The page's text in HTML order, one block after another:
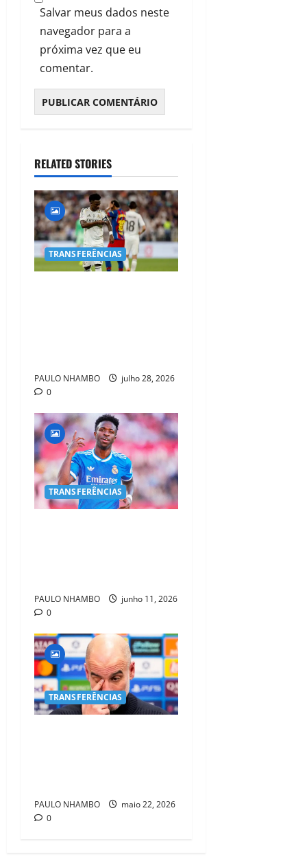
Salvar meus dados neste
navegador para a
próxima vez que eu
comentar.
RELATED STORIES
TRANSFERÊNCIAS
PAULO NHAMBO
julho 28, 2026
0
TRANSFERÊNCIAS
PAULO NHAMBO
junho 11, 2026
0
TRANSFERÊNCIAS
PAULO NHAMBO
maio 22, 2026
0